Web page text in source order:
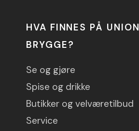
HVA FINNES PÅ UNION
BRYGGE?
Se og gjøre
Spise og drikke
Butikker og velværetilbud
Service